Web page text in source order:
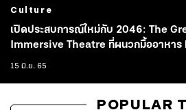
Culture
เปิดประสบการณ์ใหม่กับ 2046: The
Immersive Theatre ที่ผนวกมื้ออาหา
15 มิ.ย. 65
POPULAR